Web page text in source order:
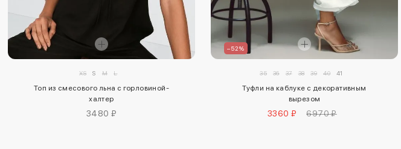
XS S M L
Топ из смесового льна с горловиной-
халтер
3480 ₽
–52%
35 36 37 38 39 40 41
Туфли на каблуке с декоративным
вырезом
3360 ₽ 6970 ₽